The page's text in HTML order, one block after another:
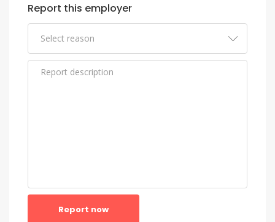
Report this employer
Report now